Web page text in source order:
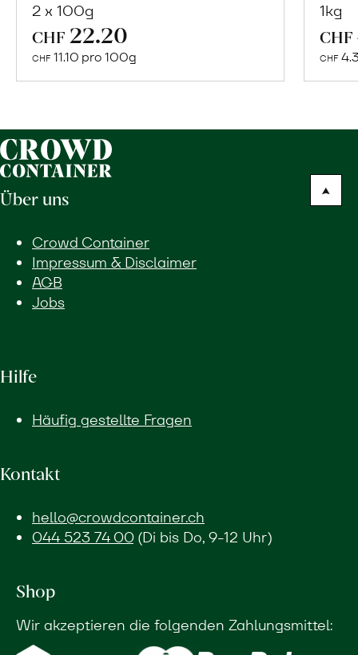
2 x 100g
CHF 22.20
CHF 11.10 pro 100g
1kg
CHF
CHF
Über uns
Crowd Container
Impressum & Disclaimer
AGB
Jobs
Hilfe
Häufig gestellte Fragen
Kontakt
hello@crowdcontainer.ch
044 523 74 00(Di bis Do, 9-12 Uhr)
Shop
Wir akzeptieren die folgenden Zahlungsmittel: